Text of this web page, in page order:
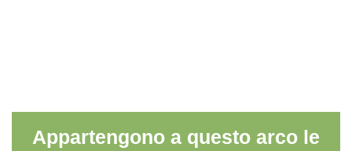
Appartengono a questo arco le